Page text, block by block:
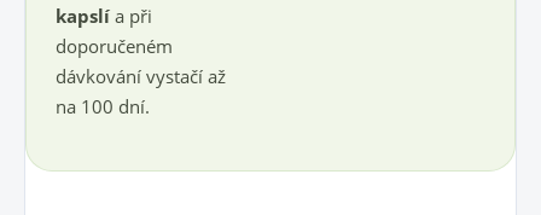
kapslí a při
doporučeném
dávkování vystačí až
na 100 dní.